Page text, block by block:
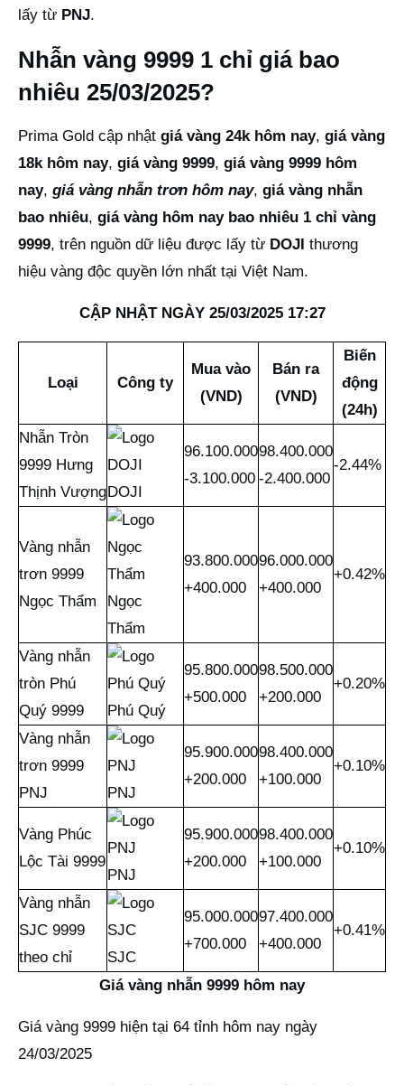
lấy từ PNJ.
Nhẫn vàng 9999 1 chỉ giá bao
nhiêu 25/03/2025?
Prima Gold cập nhật giá vàng 24k hôm nay, giá vàng
18k hôm nay, giá vàng 9999, giá vàng 9999 hôm
nay, giá vàng nhẫn trơn hôm nay, giá vàng nhẫn
bao nhiêu, giá vàng hôm nay bao nhiêu 1 chỉ vàng
9999, trên nguồn dữ liệu được lấy từ DOJI thương
hiệu vàng độc quyền lớn nhất tại Việt Nam.
CẬP NHẬT NGÀY 25/03/2025 17:27
Loại Công ty
Mua vào
(VND)
Bán ra
(VND)
Biến
động
(24h)
Nhẫn Tròn
9999 Hưng
Thịnh VượngDOJI
96.100.000
-3.100.000
98.400.000
-2.400.000
-2.44%
Vàng nhẫn
trơn 9999
Ngọc Thẩm
Ngọc
Thẩm
93.800.000
+400.000
96.000.000
+400.000
+0.42%
Vàng nhẫn
tròn Phú
Quý 9999
Phú Quý
95.800.000
+500.000
98.500.000
+200.000
+0.20%
Vàng nhẫn
trơn 9999
PNJ
PNJ
95.900.000
+200.000
98.400.000
+100.000
+0.10%
Vàng Phúc
Lộc Tài 9999
PNJ
95.900.000
+200.000
98.400.000
+100.000
+0.10%
Vàng nhẫn
SJC 9999
theo chỉ
SJC
95.000.000
+700.000
97.400.000
+400.000
+0.41%
Giá vàng nhẫn 9999 hôm nay
Giá vàng 9999 hiện tại 64 tỉnh hôm nay ngày
24/03/2025